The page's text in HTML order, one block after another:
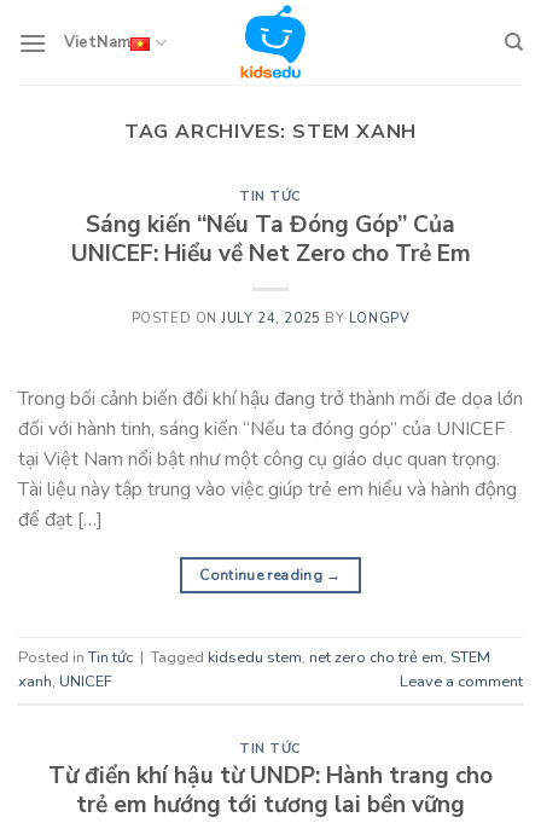
VietNam
TAG ARCHIVES: STEM XANH
TIN TỨC
Sáng kiến “Nếu Ta Đóng Góp” Của
UNICEF: Hiểu về Net Zero cho Trẻ Em
POSTED ONJULY 24, 2025 BY LONGPV
Trong bối cảnh biến đổi khí hậu đang trở thành mối đe dọa lớn
đối với hành tinh, sáng kiến “Nếu ta đóng góp” của UNICEF
tại Việt Nam nổi bật như một công cụ giáo dục quan trọng.
Tài liệu này tập trung vào việc giúp trẻ em hiểu và hành động
để đạt […]
Continue reading →
Posted inTin tức | Tagged kidsedu stem, net zero cho trẻ em, STEM
xanh, UNICEF Leave a comment
TIN TỨC
Từ điển khí hậu từ UNDP: Hành trang cho
trẻ em hướng tới tương lai bền vững